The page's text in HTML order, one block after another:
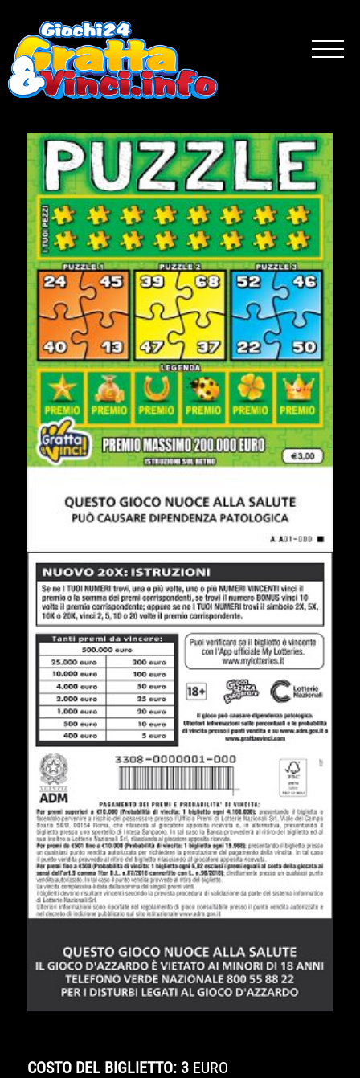
COSTO DEL BIGLIETTO: 3EURO